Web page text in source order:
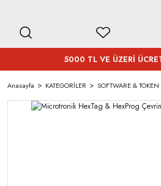
5000 TL VE ÜZERİ
Anasayfa KATEGORİLER SOFTWARE & TOKEN